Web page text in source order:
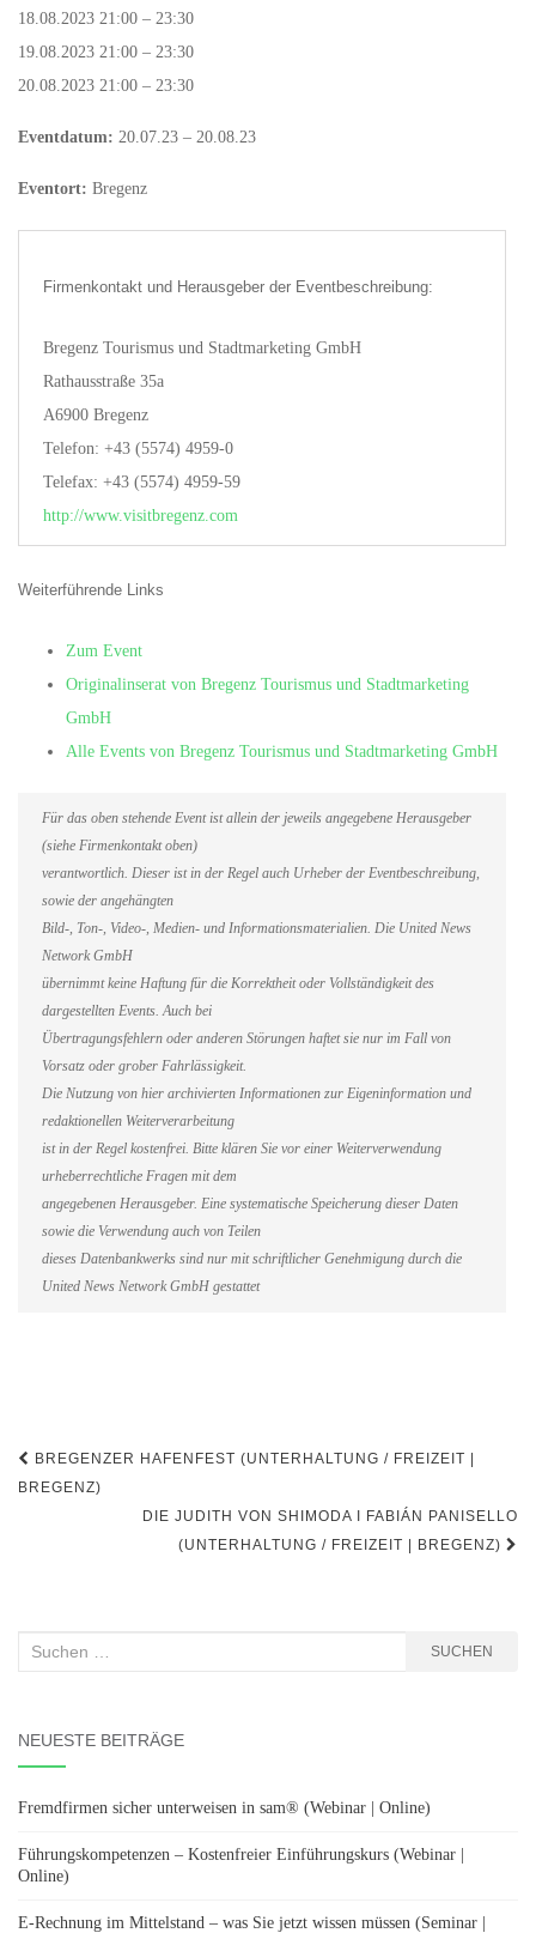
18.08.2023 21:00 – 23:30
19.08.2023 21:00 – 23:30
20.08.2023 21:00 – 23:30
Eventdatum: 20.07.23 – 20.08.23
Eventort: Bregenz
Firmenkontakt und Herausgeber der Eventbeschreibung:
Bregenz Tourismus und Stadtmarketing GmbH
Rathausstraße 35a
A6900 Bregenz
Telefon: +43 (5574) 4959-0
Telefax: +43 (5574) 4959-59
http://www.visitbregenz.com
Weiterführende Links
Zum Event
Originalinserat von Bregenz Tourismus und Stadtmarketing
GmbH
Alle Events von Bregenz Tourismus und Stadtmarketing GmbH
Für das oben stehende Event ist allein der jeweils angegebene Herausgeber
(siehe Firmenkontakt oben)
verantwortlich. Dieser ist in der Regel auch Urheber der Eventbeschreibung,
sowie der angehängten
Bild-, Ton-, Video-, Medien- und Informationsmaterialien. Die United News
Network GmbH
übernimmt keine Haftung für die Korrektheit oder Vollständigkeit des
dargestellten Events. Auch bei
Übertragungsfehlern oder anderen Störungen haftet sie nur im Fall von
Vorsatz oder grober Fahrlässigkeit.
Die Nutzung von hier archivierten Informationen zur Eigeninformation und
redaktionellen Weiterverarbeitung
ist in der Regel kostenfrei. Bitte klären Sie vor einer Weiterverwendung
urheberrechtliche Fragen mit dem
angegebenen Herausgeber. Eine systematische Speicherung dieser Daten
sowie die Verwendung auch von Teilen
dieses Datenbankwerks sind nur mit schriftlicher Genehmigung durch die
United News Network GmbH gestattet
Beitragsnavigation
BREGENZER HAFENFEST (UNTERHALTUNG / FREIZEIT |
BREGENZ)
DIE JUDITH VON SHIMODA I FABIÁN PANISELLO
(UNTERHALTUNG / FREIZEIT | BREGENZ)
Suchen
SUCHEN
NEUESTE BEITRÄGE
Fremdfirmen sicher unterweisen in sam® (Webinar | Online)
Führungskompetenzen – Kostenfreier Einführungskurs (Webinar |
Online)
E-Rechnung im Mittelstand – was Sie jetzt wissen müssen (Seminar |